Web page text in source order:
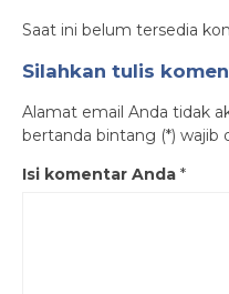
Saat ini belum tersedia
Silahkan tulis
Alamat email Anda tidak
bertanda bintang (*) wajib
Isi komentar Anda *